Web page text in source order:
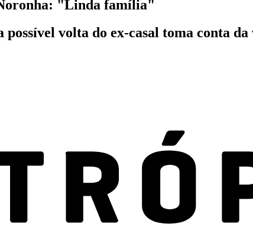
"Linda família"
volta do ex-casal toma conta